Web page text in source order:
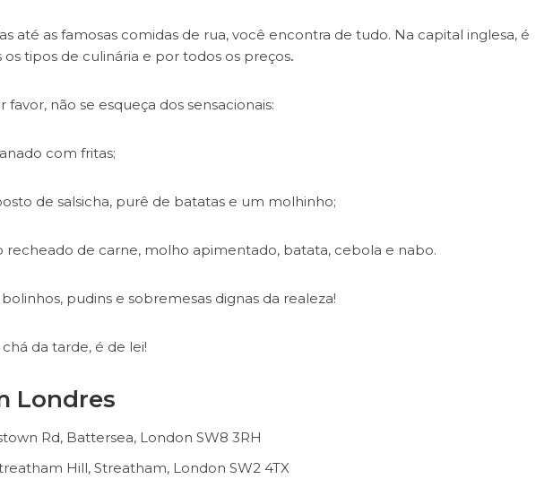
até as famosas comidas de rua, você encontra de tudo. Na capital inglesa, é
tipos de culinária e por todos os preços.
favor, não se esqueça dos sensacionais:
com fritas;
de salsicha, purê de batatas e um molhinho;
recheado de carne, molho apimentado, batata, cebola e nabo.
pudins e sobremesas dignas da realeza!
da tarde, é de lei!
Londres
Rd, Battersea, London SW8 3RH
Hill, Streatham, London SW2 4TX